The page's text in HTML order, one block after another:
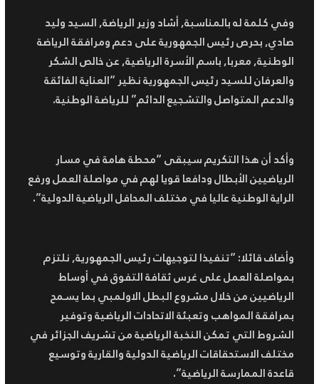
وفي كلمة له بالمناسبة, أشاد وزير الرياضة, السيد وليد
صادي, بحرص رئيس الجمهورية على دعم ومرافقة الرياضة
الوطنية, معربا, باسم الأسرة الرياضية, عن خالص الشكر
والعرفان للسيد رئيس الجمهورية نظير “العناية الفائقة
والدعم المتواصل والتشجيع الدائم” للرياضة الوطنية.
وأكد أن هذا التكريم سيبقى “محطة هامة في مسار
الرياضيين الأبطال ودافعا قويا لهم في مواصلة العمل ورفع
الراية الوطنية عاليا في مختلف المحافل الرياضية الدولية”.
وأضاف قائلا: “تنفيذا لتوجيهات رئيس الجمهورية, نلتزم
بمواصلة العمل على غرس ثقافة التفوق في أوساط
الرياضيين من خلال مشروع البطل الاولمبي بما يسمح
بمرافقة المواهب وتعبئة الاتحادات الرياضية وتوفير
الشروط التي تمكن النخبة الرياضية من تشريف الجزائر في
مختلف الاستحقاقات الرياضية الدولية والقارية وتوسيع
قاعدة الممارسة الرياضية”.